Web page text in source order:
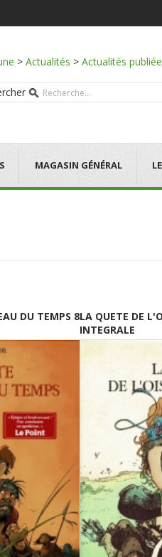
> Actualités > Actualités
MAGASIN GÉNÉRAL
DU TEMPS 8LA QUETE DE
INTEGRALE